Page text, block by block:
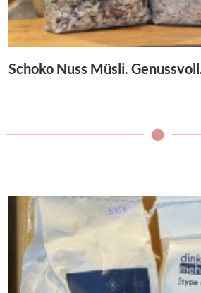
Schoko Nuss Müsli.